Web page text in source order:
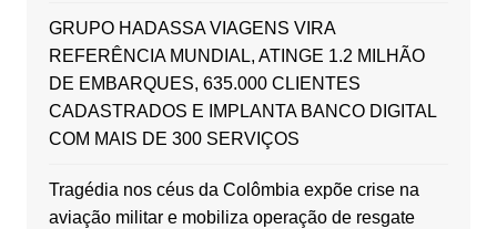
GRUPO HADASSA VIAGENS VIRA
REFERÊNCIA MUNDIAL, ATINGE 1.2 MILHÃO
DE EMBARQUES, 635.000 CLIENTES
CADASTRADOS E IMPLANTA BANCO DIGITAL
COM MAIS DE 300 SERVIÇOS
Tragédia nos céus da Colômbia expõe crise na
aviação militar e mobiliza operação de resgate